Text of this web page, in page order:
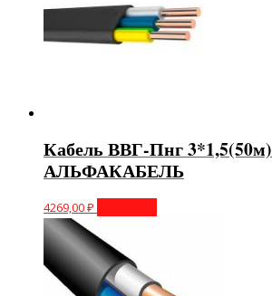
Кабель ВВГ-Пнг 3*1,5(50м)
АЛЬФАКАБЕЛЬ
4269,00₽